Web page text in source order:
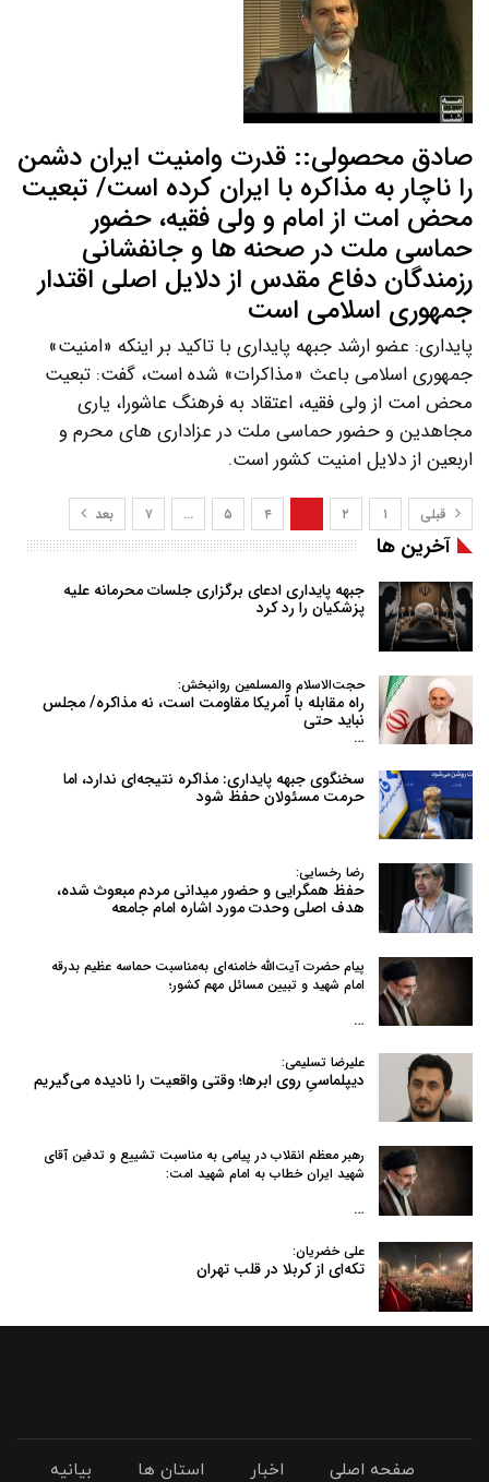
صادق محصولی:: قدرت وامنیت ایران دشمن
را ناچار به مذاکره با ایران کرده است/ تبعیت
محض امت از امام و ولی فقیه، حضور
حماسی ملت در صحنه ها و جانفشانی
رزمندگان دفاع مقدس از دلایل اصلی اقتدار
جمهوری اسلامی است
پایداری: عضو ارشد جبهه پایداری با تاکید بر اینکه «امنیت»
جمهوری اسلامی باعث «مذاکرات» شده است، گفت: تبعیت
محض امت از ولی فقیه، اعتقاد به فرهنگ عاشورا، یاری
مجاهدین و حضور حماسی ملت در عزاداری های محرم و
اربعین از دلایل امنیت کشور است.
قبلی ۱ ۲ ۴ ۵ … ۷ بعد
آخرین ها
جبهه پایداری ادعای برگزاری جلسات محرمانه علیه
پزشکیان را رد کرد
حجت‌الاسلام والمسلمین روانبخش:
راه مقابله با آمریکا مقاومت است، نه مذاکره/ مجلس
نباید حتی
…
سخنگوی جبهه پایداری: مذاکره نتیجه‌ای ندارد، اما
حرمت مسئولان حفظ شود
رضا رخسایی:
حفظ همگرایی و حضور میدانی مردم مبعوث شده،
هدف اصلی وحدت مورد اشاره امام جامعه
پیام حضرت آیت‌الله خامنه‌ای به‌مناسبت حماسه عظیم بدرقه
امام شهید و تبیین مسائل مهم کشور؛
…
علیرضا تسلیمی:
دیپلماسیِ روی ابرها؛ وقتی واقعیت را نادیده می‌گیریم
رهبر معظم انقلاب در پیامی به‌ مناسبت تشییع و تدفین آقای
شهید ایران خطاب به امام شهید امت:
…
علی خضریان:
تکه‌ای از کربلا در قلب تهران
صفحه اصلی اخبار استان ها بیانیه